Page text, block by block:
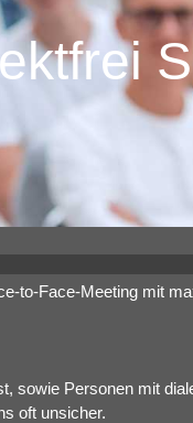
to-Face-Meeting mit
sowie Personen mit
oft unsicher.